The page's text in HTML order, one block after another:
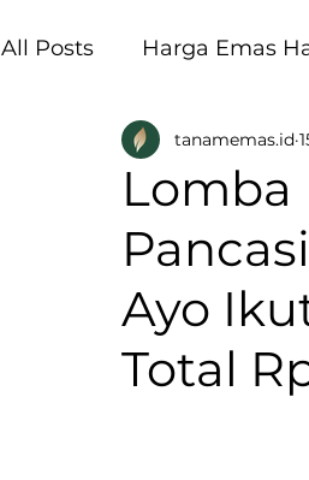
All Posts Harga Emas
Pembukaan Galeri
Lomba
Ayo
Total
tanamemas.id